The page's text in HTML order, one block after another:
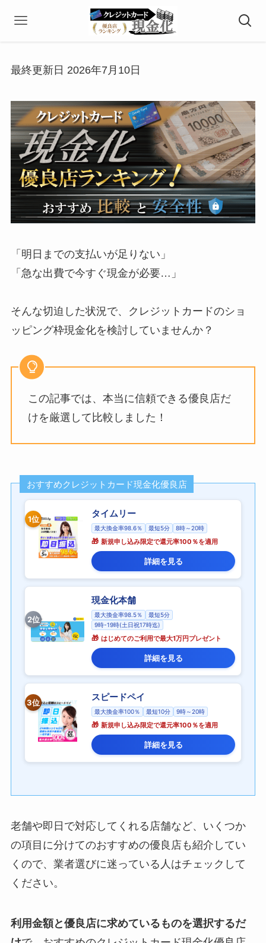
最終更新日 2026年7月10日
「明日までの支払いが足りない」
「急な出費で今すぐ現金が必要…」
そんな切迫した状況で、クレジットカードのショ
ッピング枠現金化を検討していませんか？
この記事では、本当に信頼できる優良店だ
けを厳選して比較しました！
おすすめクレジットカード現金化優良店
1位 タイムリー
最大換金率98.6％ 最短5分 8時～20時
新規申し込み限定で還元率100％を適用
詳細を見る
2位
現金化本舗
最大換金率98.5％
最短5分
9時-19時(土日祝17時迄)
はじめてのご利用で最大1万円プレゼント
詳細を見る
3位 スピードペイ
最大換金率100％ 最短10分 9時～20時
新規申し込み限定で還元率100％を適用
詳細を見る
老舗や即日で対応してくれる店舗など、いくつか
の項目に分けてのおすすめの優良店も紹介してい
くので、業者選びに迷っている人はチェックして
ください。
利用金額と優良店に求めているものを選択するだ